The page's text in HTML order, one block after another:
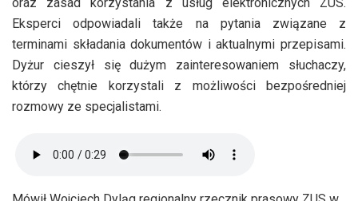
Eksperci odpowiadali także na pytania związane z
terminami składania dokumentów i aktualnymi przepisami.
Dyżur cieszył się dużym zainteresowaniem słuchaczy,
którzy chętnie korzystali z możliwości bezpośredniej
rozmowy ze specjalistami.